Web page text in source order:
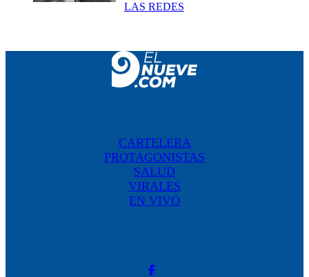
LAS REDES
CARTELERA
PROTAGONISTAS
SALUD
VIRALES
EN VIVO